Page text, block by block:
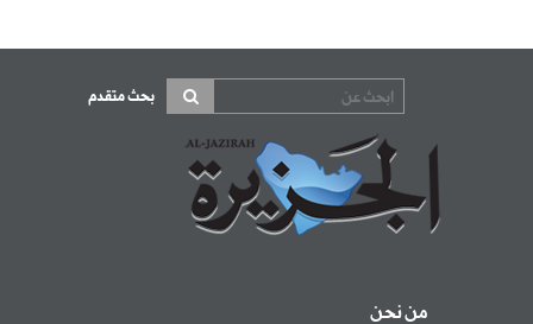
بحث متقدم
من نحن